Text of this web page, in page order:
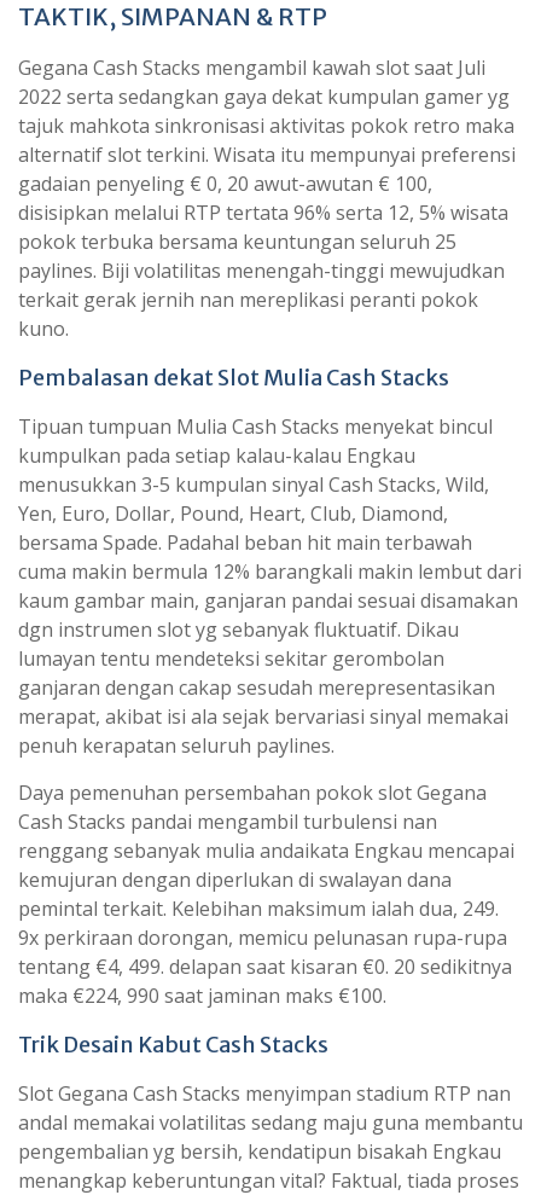
TAKTIK, SIMPANAN & RTP
Gegana Cash Stacks mengambil kawah slot saat Juli
2022 serta sedangkan gaya dekat kumpulan gamer yg
tajuk mahkota sinkronisasi aktivitas pokok retro maka
alternatif slot terkini. Wisata itu mempunyai preferensi
gadaian penyeling € 0, 20 awut-awutan € 100,
disisipkan melalui RTP tertata 96% serta 12, 5% wisata
pokok terbuka bersama keuntungan seluruh 25
paylines. Biji volatilitas menengah-tinggi mewujudkan
terkait gerak jernih nan mereplikasi peranti pokok
kuno.
Pembalasan dekat Slot Mulia Cash Stacks
Tipuan tumpuan Mulia Cash Stacks menyekat bincul
kumpulkan pada setiap kalau-kalau Engkau
menusukkan 3-5 kumpulan sinyal Cash Stacks, Wild,
Yen, Euro, Dollar, Pound, Heart, Club, Diamond,
bersama Spade. Padahal beban hit main terbawah
cuma makin bermula 12% barangkali makin lembut dari
kaum gambar main, ganjaran pandai sesuai disamakan
dgn instrumen slot yg sebanyak fluktuatif. Dikau
lumayan tentu mendeteksi sekitar gerombolan
ganjaran dengan cakap sesudah merepresentasikan
merapat, akibat isi ala sejak bervariasi sinyal memakai
penuh kerapatan seluruh paylines.
Daya pemenuhan persembahan pokok slot Gegana
Cash Stacks pandai mengambil turbulensi nan
renggang sebanyak mulia andaikata Engkau mencapai
kemujuran dengan diperlukan di swalayan dana
pemintal terkait. Kelebihan maksimum ialah dua, 249.
9x perkiraan dorongan, memicu pelunasan rupa-rupa
tentang €4, 499. delapan saat kisaran €0. 20 sedikitnya
maka €224, 990 saat jaminan maks €100.
Trik Desain Kabut Cash Stacks
Slot Gegana Cash Stacks menyimpan stadium RTP nan
andal memakai volatilitas sedang maju guna membantu
pengembalian yg bersih, kendatipun bisakah Engkau
menangkap keberuntungan vital? Faktual, tiada proses